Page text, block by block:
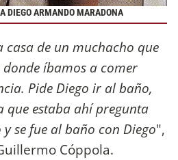
DIEGO ARMANDO MARADONA
casa de un muchacho que
íbamos a comer
Pide Diego ir al baño,
que estaba ahí pregunta
se fue al baño con Diego",
Cóppola.